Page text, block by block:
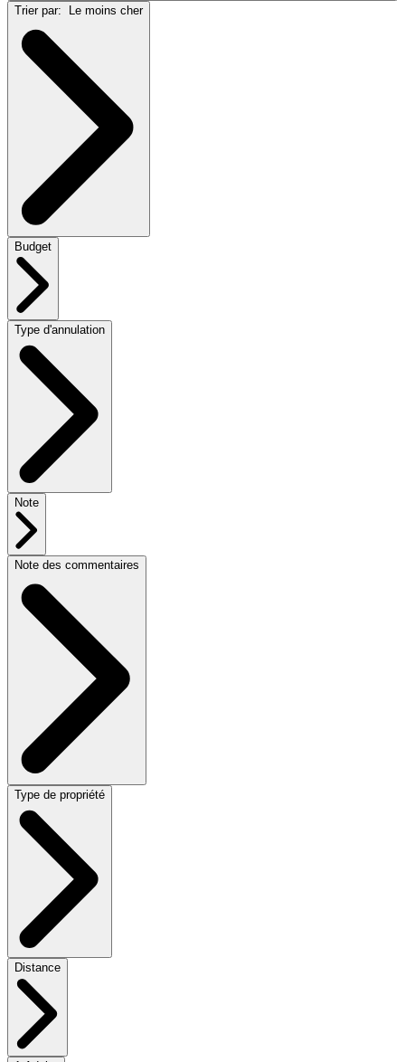
Trier par:
Le moins cher
Budget
Type d'annulation
Note
Note des commentaires
Type de propriété
Distance